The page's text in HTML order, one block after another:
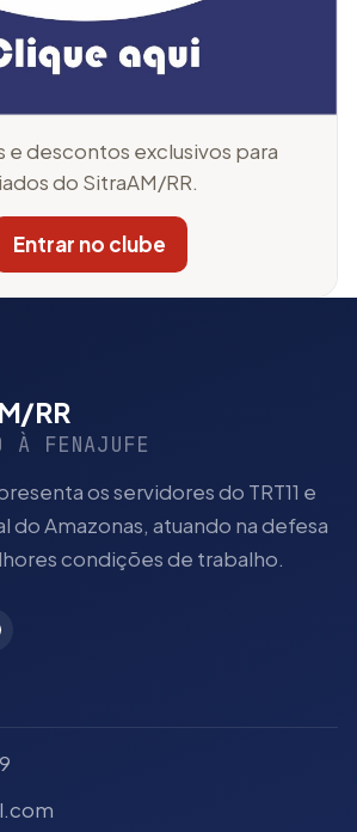
e descontos exclusivos para
do SitraAM/RR.
Entrar no clube
RR
À FENAJUFE
os servidores do TRT11 e
do Amazonas, atuando na defesa
condições de trabalho.